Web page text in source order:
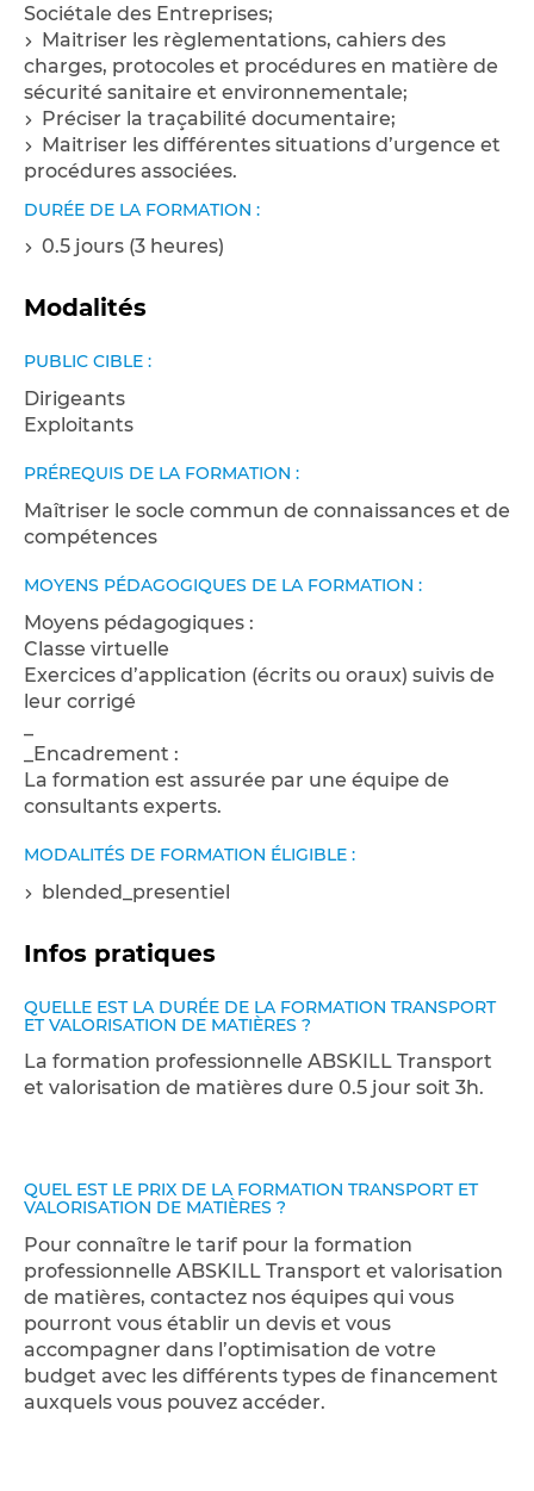
Sociétale des Entreprises;
Maitriser les règlementations, cahiers des
charges, protocoles et procédures en matière de
sécurité sanitaire et environnementale;
Préciser la traçabilité documentaire;
Maitriser les différentes situations d’urgence et
procédures associées.
DURÉE DE LA FORMATION :
0.5 jours (3 heures)
Modalités
PUBLIC CIBLE :
Dirigeants
Exploitants
PRÉREQUIS DE LA FORMATION :
Maîtriser le socle commun de connaissances et de
compétences
MOYENS PÉDAGOGIQUES DE LA FORMATION :
Moyens pédagogiques :
Classe virtuelle
Exercices d’application (écrits ou oraux) suivis de
leur corrigé
_Encadrement :
La formation est assurée par une équipe de
consultants experts.
MODALITÉS DE FORMATION ÉLIGIBLE :
blended_presentiel
Infos pratiques
QUELLE EST LA DURÉE DE LA FORMATION TRANSPORT
ET VALORISATION DE MATIÈRES ?
La formation professionnelle ABSKILL Transport
et valorisation de matières dure 0.5 jour soit 3h.
QUEL EST LE PRIX DE LA FORMATION TRANSPORT ET
VALORISATION DE MATIÈRES ?
Pour connaître le tarif pour la formation
professionnelle ABSKILL Transport et valorisation
de matières, contactez nos équipes qui vous
pourront vous établir un devis et vous
accompagner dans l’optimisation de votre
budget avec les différents types de financement
auxquels vous pouvez accéder.